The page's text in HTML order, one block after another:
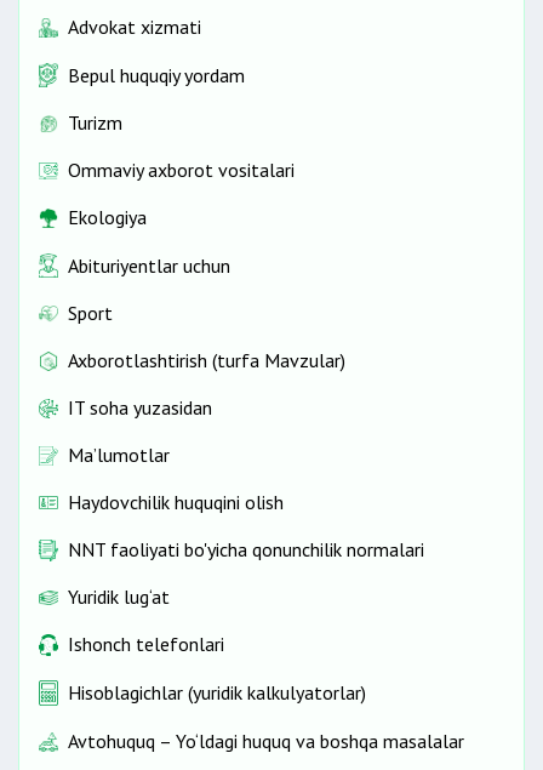
Advokat xizmati
Bepul huquqiy yordam
Turizm
Ommaviy axborot vositalari
Ekologiya
Abituriyentlar uchun
Sport
Axborotlashtirish (turfa Mavzular)
IT soha yuzasidan
Ma’lumotlar
Haydovchilik huquqini olish
NNT faoliyati bo'yicha qonunchilik normalari
Yuridik lug‘at
Ishonch telefonlari
Hisoblagichlar (yuridik kalkulyatorlar)
Avtohuquq – Yo‘ldagi huquq va boshqa masalalar